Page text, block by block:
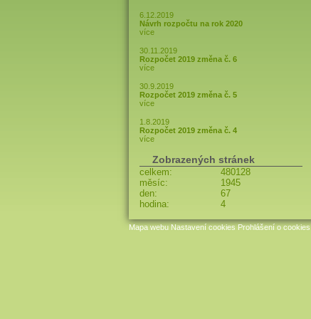
6.12.2019
Návrh rozpočtu na rok 2020
více
30.11.2019
Rozpočet 2019 změna č. 6
více
30.9.2019
Rozpočet 2019 změna č. 5
více
1.8.2019
Rozpočet 2019 změna č. 4
více
Zobrazených stránek
celkem:
480128
měsíc:
1945
den:
67
hodina:
4
Mapa webu Nastavení cookies Prohlášení o cookies